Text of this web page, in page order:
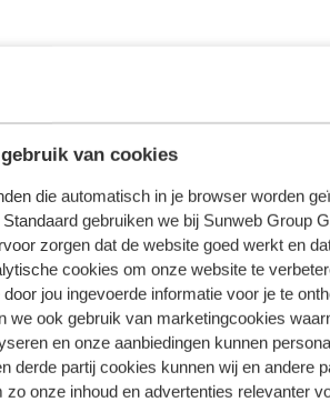
van cookies
die automatisch in je browser worden
gebruiken we bij Sunweb Group
zorgen dat de website goed werkt en
cookies om onze website te
jou ingevoerde informatie voor je te
we ook gebruik van marketingcookies
en onze aanbiedingen kunnen
derde partij cookies kunnen wij en andere
zo onze inhoud en advertenties relevanter
de Berlijnse Muur,
Ook voor een museumbezoek
zijn er mogelijkheden voor
. Het plaatje zelf is erg klein en niet
omheen kunt en dat zelfs Europa's
vakantieparadijs met een
in Berlijn en omstreken
MEI
19°C
10°C
JUN
30°C
16°C
JUL
25°C
13°C